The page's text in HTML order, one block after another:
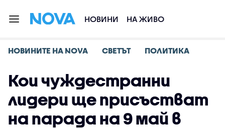
НОВИНИ НА ЖИВО
НОВИНИТЕ НА NOVA СВЕТЪТ ПОЛИТИКА
Кои чуждестранни
лидери ще присъстват
на парада на 9 май в